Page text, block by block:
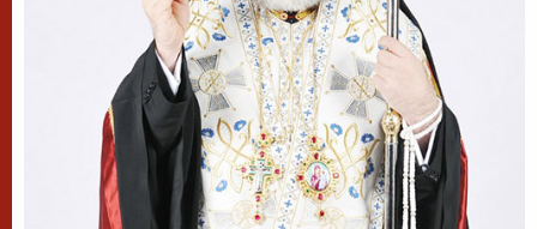
Sfântul Antonie de la
Optina
Doamne, ajută-mi să văd păcatele
mele; Doamne, dă-mi răbdare,
mărinimie şi blândeţe!